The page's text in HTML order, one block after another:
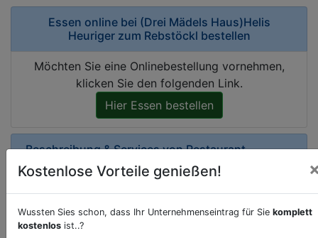
Essen online bei (Drei Mädels Haus)Helis
Heuriger zum Rebstöckl bestellen
Möchten Sie eine Onlinebestellung vornehmen,
klicken Sie den folgenden Link.
Hier Essen bestellen
Beschreibung & Services vonRestaurant
Sie möchten eine Beschreibung, Dienstleistung
Klicken Sie bittehierum uns zu kontaktieren.
Gerne erweitern wir Ihren Firmeneintrag um
Kostenlose Vorteile genießen!
Wussten Sies schon, dass Ihr Unternehmenseintrag für Sie komplett
kostenlos ist..?